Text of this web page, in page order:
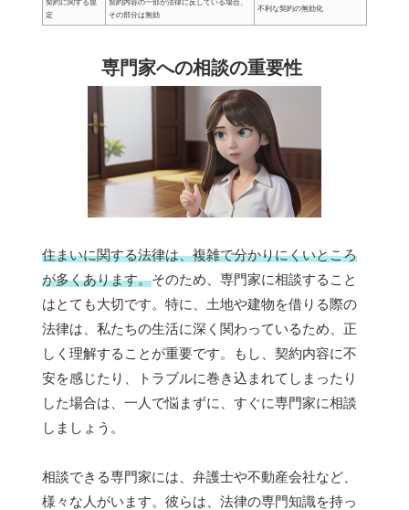
契約に関する規
定
契約内容の一部が法律に反している場合、
その部分は無効
不利な契約の無効化
専門家への相談の重要性
住まいに関する法律は、複雑で分かりにくいところ
が多くあります。そのため、専門家に相談すること
はとても大切です。特に、土地や建物を借りる際の
法律は、私たちの生活に深く関わっているため、正
しく理解することが重要です。もし、契約内容に不
安を感じたり、トラブルに巻き込まれてしまったり
した場合は、一人で悩まずに、すぐに専門家に相談
しましょう。
相談できる専門家には、弁護士や不動産会社など、
様々な人がいます。彼らは、法律の専門知識を持っ